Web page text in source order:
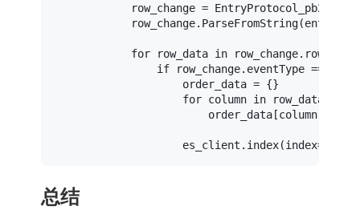
row_change =
            row_change.ParseFromString(entry[
for row_data in
if row_change.eventType ==
                    order_data = {}
for column in
                    es_client.index(index=
总结